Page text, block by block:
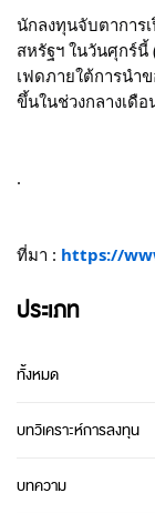
นักลงทุนจับตาการ
สหรัฐฯ ในวันศุกร์นี้
เฟดภายใต้การนำ
ขึ้นในช่วงกลางเดื
.
ที่มา : https://
ประเภท
ทั้งหมด
บทวิเคราะห์การลงทุน
บทความ